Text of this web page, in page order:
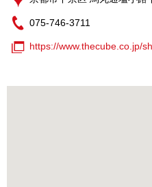
075-746-3711
https://www.thecube.co.jp/